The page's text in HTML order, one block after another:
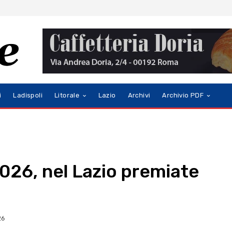
Ladispoli Litorale Lazio Archivi Archivio PDF
nel Lazio premiate